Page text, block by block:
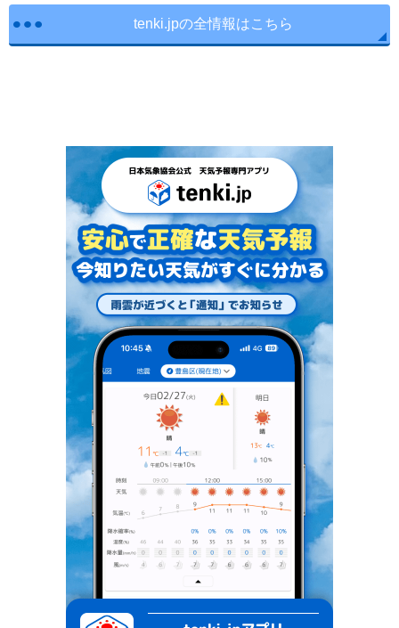
tenki.jpの全情報はこちら